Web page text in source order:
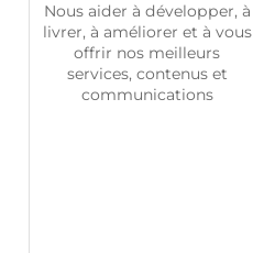
Nous aider à développer, à
livrer, à améliorer et à vous
offrir nos meilleurs
services, contenus et
communications